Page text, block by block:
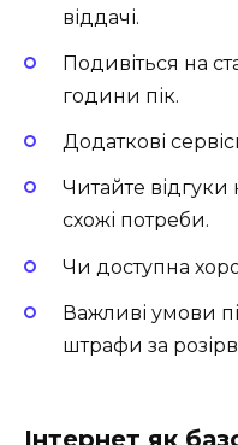
віддачі.
Подивіться на
години пік.
Додаткові
Читайте відгуки
схожі потреби.
Чи доступна
Важливі умови
штрафи за
Інтернет як